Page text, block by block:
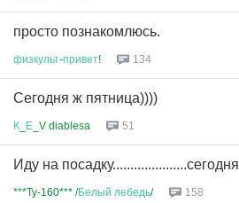
просто познакомлюсь.
физкульт-привет! 134
Сегодня ж пятница))))
К Е _V diablesa 51
Иду на посадку.....................сегодня
***Ty-160*** /Белый лебедь/ 158